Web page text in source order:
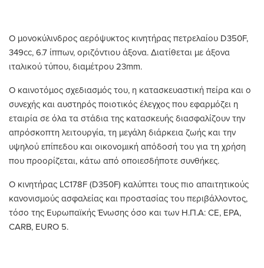
Ο μονοκύλινδρος αερόψυκτος κινητήρας πετρελαίου D350F,
349cc, 6.7 ίππων, οριζόντιου άξονα. Διατίθεται με άξονα
ιταλικού τύπου, διαμέτρου 23mm.
Ο καινοτόμος σχεδιασμός του, η κατασκευαστική πείρα και ο
συνεχής και αυστηρός ποιοτικός έλεγχος που εφαρμόζει η
εταιρία σε όλα τα στάδια της κατασκευής διασφαλίζουν την
απρόσκοπτη λειτουργία, τη μεγάλη διάρκεια ζωής και την
υψηλού επίπεδου και οικονομική απόδοσή του για τη χρήση
που προορίζεται, κάτω από οποιεσδήποτε συνθήκες.
Ο κινητήρας LC178F (D350F) καλύπτει τους πιο απαιτητικούς
κανονισμούς ασφαλείας και προστασίας του περιβάλλοντος,
τόσο της Ευρωπαϊκής Ένωσης όσο και των Η.Π.Α: CE, EPA,
CARB, EURO 5.